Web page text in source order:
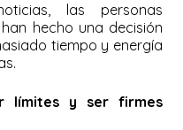
las personas
hecho una decisión
tiempo y energía
límites y ser firmes